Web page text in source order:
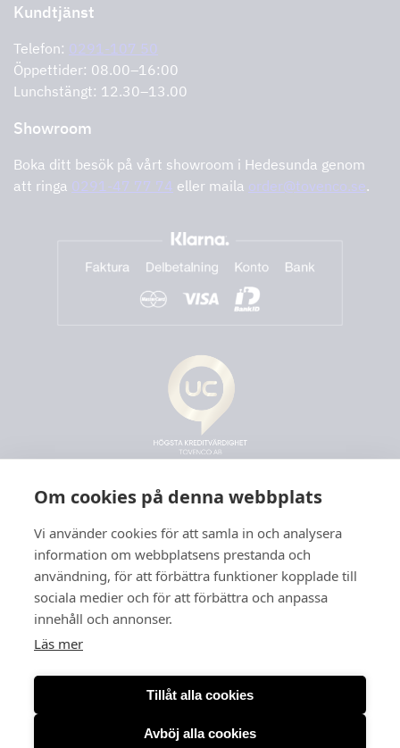
Om cookies på denna webbplats
Vi använder cookies för att samla in och analysera
information om webbplatsens prestanda och
användning, för att förbättra funktioner kopplade till
sociala medier och för att förbättra och anpassa
innehåll och annonser.
Läs mer
Tillåt alla cookies
Avböj alla cookies
Cookies
Integritetspolicy
Retur av produkt
Support och service
Kundtjänst
Telefon: 0291-107 50
Öppettider: 08.00–16:00
Lunchstängt: 12.30–13.00
Showroom
Boka ditt besök på vårt showroom i Hedesunda genom
att ringa 0291-47 77 74 eller maila order@tovenco.se.